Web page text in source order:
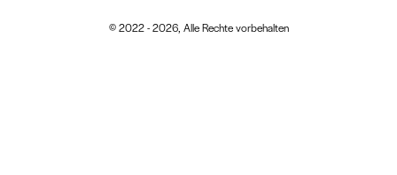
© 2022 - 2026, Alle Rechte vorbehalten